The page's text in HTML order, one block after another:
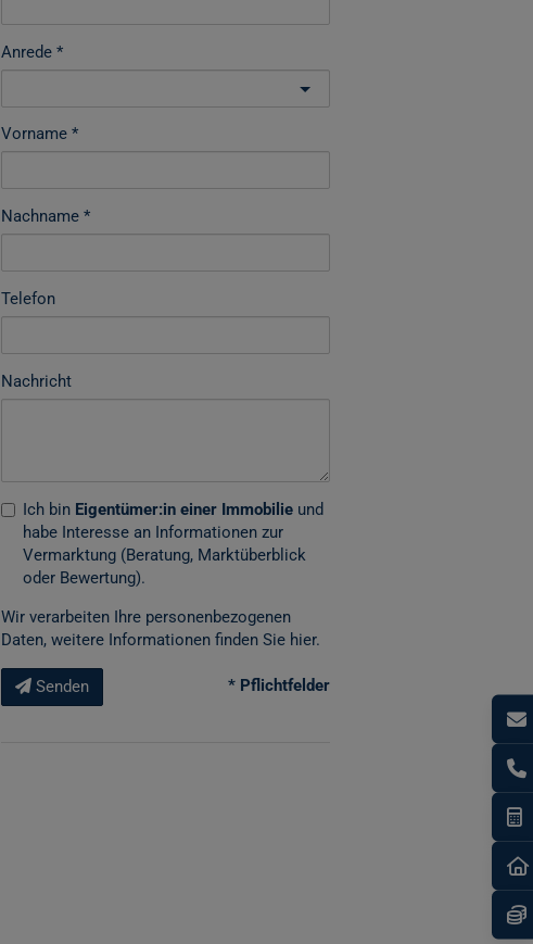
Anrede
Vorname
Nachname
Telefon
Nachricht
Ich bin Eigentümer:in einer Immobilieund
habe Interesse an Informationen zur
Vermarktung (Beratung, Marktüberblick
oder Bewertung).
Wir verarbeiten Ihre personenbezogenen
Daten, weitere Informationen finden Sie hier.
Senden
* Pflichtfelder